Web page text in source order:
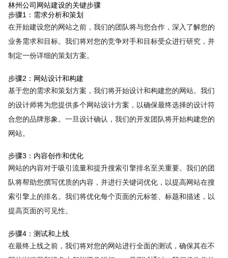
林州公司网站建设的关键步骤
步骤1：需求分析和策划
在开始建设您的网站之前，我们的团队将与您合作，深入了解您的
业务需求和目标。我们将对您的竞争对手和目标受众进行研究，并
制定一份详细的策划方案。
步骤2：网站设计和构建
基于您的需求和策划方案，我们将开始设计和构建您的网站。我们
的设计师将为您提供多个网站设计方案，以确保最终选择的设计符
合您的品牌形象。一旦设计确认，我们的开发团队将开始构建您的
网站。
步骤3：内容创作和优化
网站的内容对于吸引流量和提升搜索引擎排名至关重要。我们的团
队将帮助您撰写优质的内容，并进行关键词优化，以提高网站在搜
索引擎上的排名。我们将优化每个页面的元标签、标题和描述，以
提高页面的可见性。
步骤4：测试和上线
在最终上线之前，我们将对您的网站进行全面的测试，确保其在不